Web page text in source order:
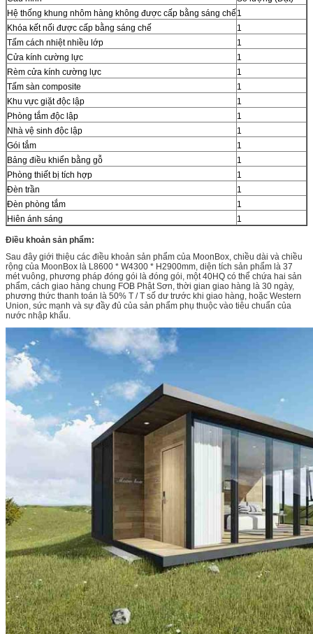
Hệ thống khung nhôm hàng không được cấp bằng sáng chế 1
Khóa kết nối được cấp bằng sáng chế
1
Tấm cách nhiệt nhiều lớp
1
Cửa kính cường lực
1
Rèm cửa kính cường lực
1
Tấm sàn composite
1
Khu vực giặt độc lập
1
Phòng tắm độc lập
1
Nhà vệ sinh độc lập
1
Gói tắm
1
Bảng điều khiển bằng gỗ
1
Phòng thiết bị tích hợp
1
Đèn trần
1
Đèn phòng tắm
1
Hiên ánh sáng
1
Điều khoản sản phẩm:
Sau đây giới thiệu các điều khoản sản phẩm của MoonBox, chiều dài và chiều
rộng của MoonBox là L8600 * W4300 * H2900mm, diện tích sản phẩm là 37
mét vuông, phương pháp đóng gói là đóng gói, một 40HQ có thể chứa hai sản
phẩm, cách giao hàng chung FOB Phật Sơn, thời gian giao hàng là 30 ngày,
phương thức thanh toán là 50% T / T số dư trước khi giao hàng, hoặc Western
Union, sức mạnh và sự đầy đủ của sản phẩm phụ thuộc vào tiêu chuẩn của
nước nhập khẩu.